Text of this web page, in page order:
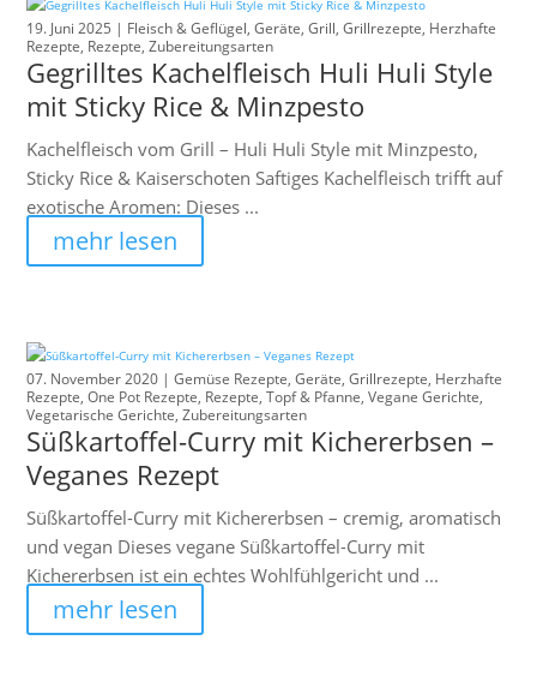
19. Juni 2025 | Fleisch & Geflügel, Geräte, Grill, Grillrezepte, Herzhafte
Rezepte, Rezepte, Zubereitungsarten
Gegrilltes Kachelfleisch Huli Huli Style
mit Sticky Rice & Minzpesto
Kachelfleisch vom Grill – Huli Huli Style mit Minzpesto,
Sticky Rice & Kaiserschoten Saftiges Kachelfleisch trifft auf
exotische Aromen: Dieses ...
mehr lesen
07. November 2020 |Gemüse Rezepte, Geräte, Grillrezepte, Herzhafte
Rezepte, One Pot Rezepte, Rezepte, Topf & Pfanne, Vegane Gerichte,
Vegetarische Gerichte, Zubereitungsarten
Süßkartoffel-Curry mit Kichererbsen –
Veganes Rezept
Süßkartoffel-Curry mit Kichererbsen – cremig, aromatisch
und vegan Dieses vegane Süßkartoffel-Curry mit
Kichererbsen ist ein echtes Wohlfühlgericht und ...
mehr lesen